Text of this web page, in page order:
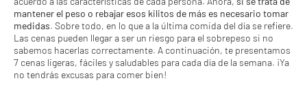
mantener el peso o rebajar esos kilitos de más es necesario tomar
medidas. Sobre todo, en lo que a la última comida del día se refiere.
Las cenas pueden llegar a ser un riesgo para el sobrepeso si no
sabemos hacerlas correctamente. A continuación, te presentamos
7 cenas ligeras, fáciles y saludables para cada día de la semana. ¡Ya
no tendrás excusas para comer bien!